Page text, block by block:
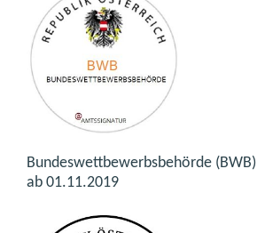
Bundeswettbewerbsbehörde (BWB)
ab 01.11.2019